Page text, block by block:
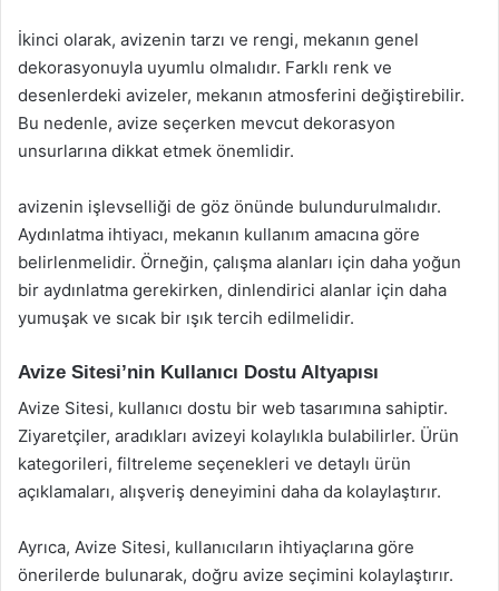
İkinci olarak, avizenin tarzı ve rengi, mekanın genel
dekorasyonuyla uyumlu olmalıdır. Farklı renk ve
desenlerdeki avizeler, mekanın atmosferini değiştirebilir.
Bu nedenle, avize seçerken mevcut dekorasyon
unsurlarına dikkat etmek önemlidir.
avizenin işlevselliği de göz önünde bulundurulmalıdır.
Aydınlatma ihtiyacı, mekanın kullanım amacına göre
belirlenmelidir. Örneğin, çalışma alanları için daha yoğun
bir aydınlatma gerekirken, dinlendirici alanlar için daha
yumuşak ve sıcak bir ışık tercih edilmelidir.
Avize Sitesi’nin Kullanıcı Dostu Altyapısı
Avize Sitesi, kullanıcı dostu bir web tasarımına sahiptir.
Ziyaretçiler, aradıkları avizeyi kolaylıkla bulabilirler. Ürün
kategorileri, filtreleme seçenekleri ve detaylı ürün
açıklamaları, alışveriş deneyimini daha da kolaylaştırır.
Ayrıca, Avize Sitesi, kullanıcıların ihtiyaçlarına göre
önerilerde bulunarak, doğru avize seçimini kolaylaştırır.